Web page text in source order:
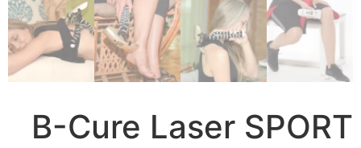
B-Cure Laser SPORT